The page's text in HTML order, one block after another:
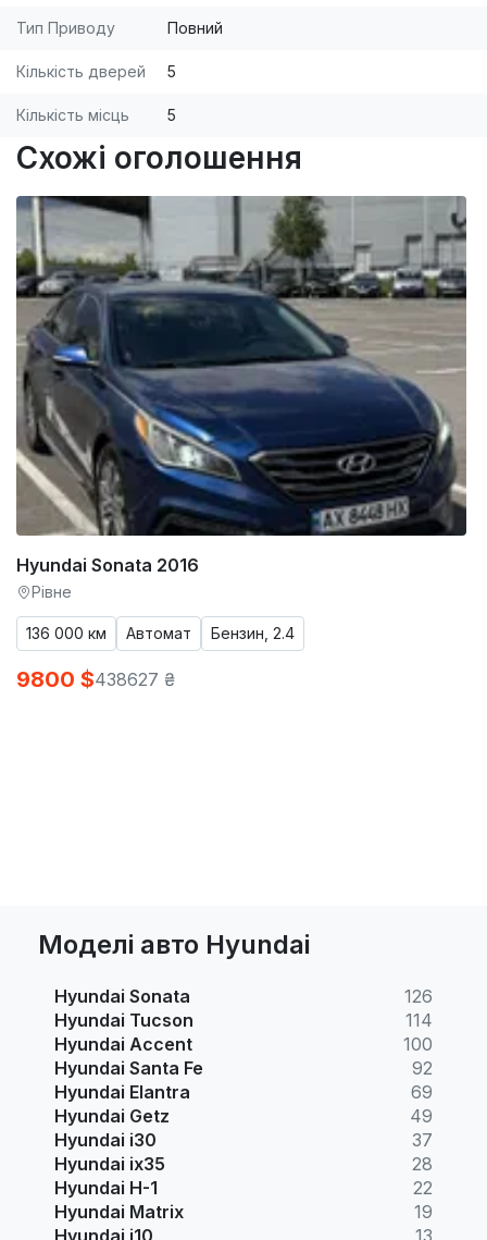
Тип Приводу Повний
Кількість дверей 5
Кількість місць 5
Схожі оголошення
Hyundai Sonata 2016
Рівне
136 000 км Автомат Бензин, 2.4
9800 $438627 ₴
Моделі авто Hyundai
Hyundai Sonata
126
Hyundai Tucson
114
Hyundai Accent
100
Hyundai Santa Fe
92
Hyundai Elantra
69
Hyundai Getz
49
Hyundai i30
37
Hyundai ix35
28
Hyundai H-1
22
Hyundai Matrix
19
Hyundai i10
13